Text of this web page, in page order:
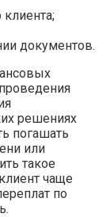
клиента;
документов.
решениях
погашать
или
такое
чаще
по